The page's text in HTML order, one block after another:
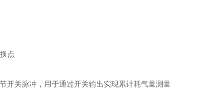
点
开关脉冲，用于通过开关输出实现累计耗气量测量